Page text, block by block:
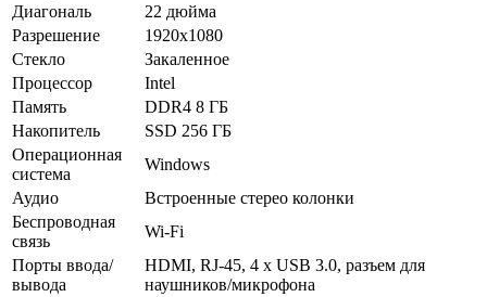
Диагональ
22 дюйма
Разрешение
1920x1080
Стекло
Закаленное
Процессор
Intel
Память
DDR4 8 ГБ
Накопитель
SSD 256 ГБ
Операционная
система
Windows
Аудио
Встроенные стерео колонки
Беспроводная
связь
Wi-Fi
Порты ввода/
вывода
HDMI, RJ-45, 4 x USB 3.0, разъем для
наушников/микрофона